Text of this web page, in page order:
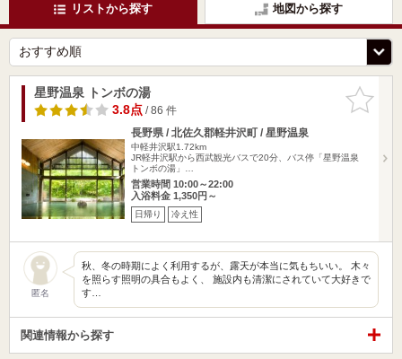
リストから探す 地図から探す
お気に入
りに追加
星野温泉 トンボの湯
3.8点/ 86 件
長野県 / 北佐久郡軽井沢町 / 星野温泉
中軽井沢駅1.72km
JR軽井沢駅から西武観光バスで20分、バス停「星野温泉
トンボの湯」…
営業時間 10:00～22:00
入浴料金 1,350円～
日帰り 冷え性
匿名
秋、冬の時期によく利用するが、露天が本当に気もちいい。 木々
を照らす照明の具合もよく、 施設内も清潔にされていて大好きで
す…
関連情報から探す